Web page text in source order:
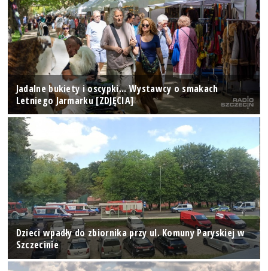
Jadalne bukiety i oscypki... Wystawcy o smakach
Letniego Jarmarku [ZDJĘCIA]
Dzieci wpadły do zbiornika przy ul. Komuny Paryskiej w
Szczecinie